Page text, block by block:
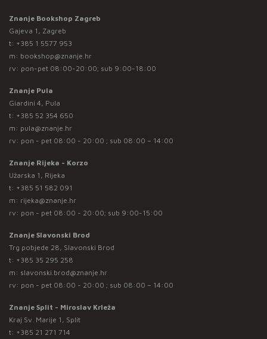
Znanje Bookshop Zagreb
Gajeva 1, Zagreb
t: +385 1 5577 953
m: bookshop@znanje.hr
rv: pon-pet 08:00-20:00; sub 9:00-18:00
Znanje Pula
Giardini 4, Pula
t: +385 52 354 650
m: pula@znanje.hr
rv: pon - pet 08:00 - 20:00 ; sub 08:00 – 14:00
Znanje Rijeka - Korzo
Užarska 1, Rijeka
t: +385 51 582 091
m: rijeka@znanje.hr
rv: pon - pet 08:00 - 20:00; sub 9:00-15:00
Znanje Slavonski Brod
Trg pobjede 28, Slavonski Brod
t: +385 35 295 258
m: slavonski.brod@znanje.hr
rv: pon - pet 08:00 - 20:00 ; sub 08:00 – 14:00
Znanje Split - Miroslav Krleža
Kraj Sv. Marije 1, Split
t: +385 21 271 714